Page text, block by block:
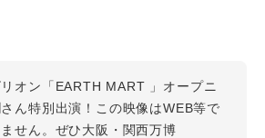
オン「EARTH MART 」オープニ
ん特別出演！この映像はWEB等で
せん。ぜひ大阪・関西万博